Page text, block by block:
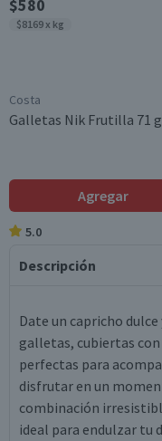
$580
$8169 x kg
Costa
Galletas Nik Frutilla 71 g
Agregar
5.0
Descripción
Date un capricho
galletas, cubiertas con
perfectas para
disfrutar en un
combinación
ideal para endulzar tu